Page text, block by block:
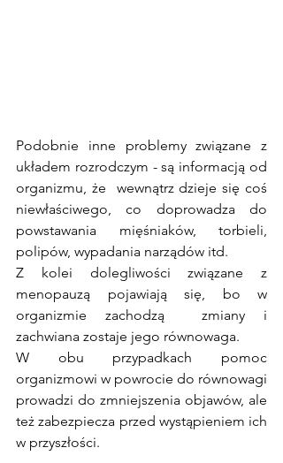
Podobnie inne problemy związane z
układem rozrodczym - są informacją od
organizmu, że  wewnątrz dzieje się coś
niewłaściwego, co doprowadza do
powstawania mięśniaków, torbieli,
polipów, wypadania narządów itd.
Z kolei dolegliwości związane z
menopauzą pojawiają się, bo w
organizmie zachodzą  zmiany i
zachwiana zostaje jego równowaga.
W obu przypadkach pomoc
organizmowi w powrocie do równowagi
prowadzi do zmniejszenia objawów, ale
też zabezpiecza przed wystąpieniem ich
w przyszłości.